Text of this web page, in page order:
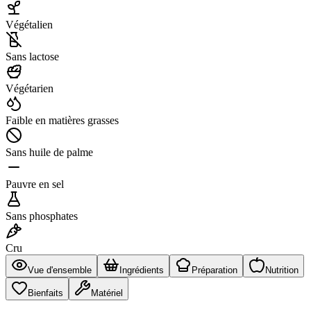
Végétalien
Sans lactose
Végétarien
Faible en matières grasses
Sans huile de palme
Pauvre en sel
Sans phosphates
Cru
Vue d'ensemble Ingrédients Préparation Nutrition
Bienfaits Matériel